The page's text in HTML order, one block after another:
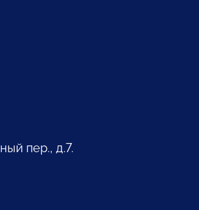
пер., д.7.